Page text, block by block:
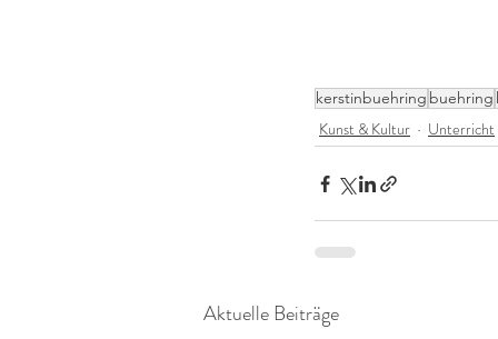
kerstinbuehring buehring
Kunst & Kultur Unterricht
Aktuelle Beiträge